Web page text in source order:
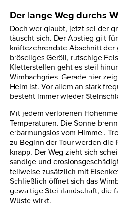
Der lange Weg durchs
Doch wer glaubt, jetzt sei der
täuscht sich. Der Abstieg gilt
kräftezehrendste Abschnitt der
bröseliges Geröll, rutschige
Kletterstellen geht es steil
Wimbachgries. Gerade hier
Helm ist. Vor allem an stark
besteht immer wieder
Mit jedem verlorenen
Temperaturen. Die Sonne
erbarmungslos vom Himmel.
zu Beginn der Tour werden die
knapp. Der Weg zieht sich
sandige und
teilweise zusätzlich mit
Schließlich öffnet sich das
gewaltige Steinlandschaft, die
Wüste wirkt.